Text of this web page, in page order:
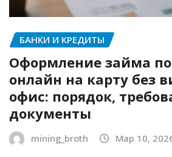
БАНКИ И КРЕДИТЫ
Оформление займа
онлайн на карту без
офис: порядок,
документы
mining_broth Мар 10,